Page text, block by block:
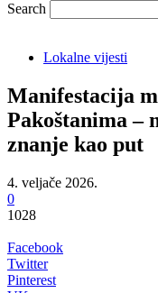
Search
Lokalne vijesti
Manifestacija
Pakoštanima –
znanje kao put
4. veljače 2026.
0
1028
Facebook
Twitter
Pinterest